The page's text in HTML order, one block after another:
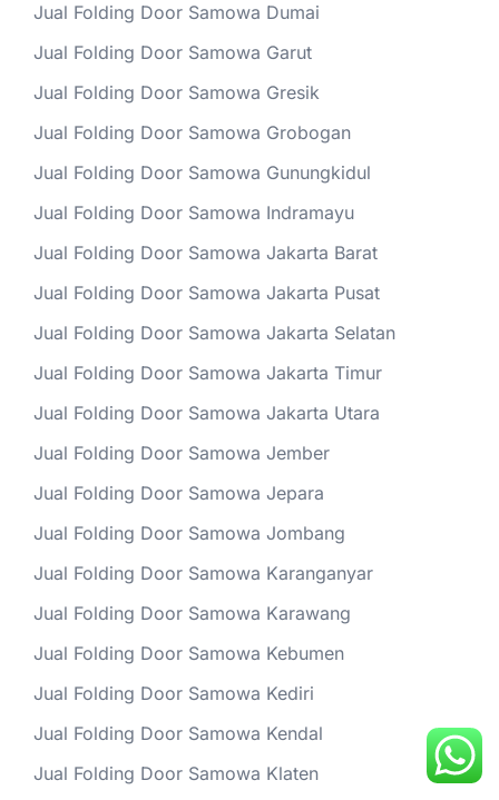
Jual Folding Door Samowa Dumai
Jual Folding Door Samowa Garut
Jual Folding Door Samowa Gresik
Jual Folding Door Samowa Grobogan
Jual Folding Door Samowa Gunungkidul
Jual Folding Door Samowa Indramayu
Jual Folding Door Samowa Jakarta Barat
Jual Folding Door Samowa Jakarta Pusat
Jual Folding Door Samowa Jakarta Selatan
Jual Folding Door Samowa Jakarta Timur
Jual Folding Door Samowa Jakarta Utara
Jual Folding Door Samowa Jember
Jual Folding Door Samowa Jepara
Jual Folding Door Samowa Jombang
Jual Folding Door Samowa Karanganyar
Jual Folding Door Samowa Karawang
Jual Folding Door Samowa Kebumen
Jual Folding Door Samowa Kediri
Jual Folding Door Samowa Kendal
Jual Folding Door Samowa Klaten